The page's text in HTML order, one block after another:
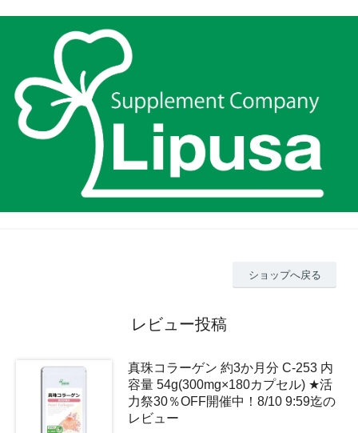
ショップへ戻る
レビュー投稿
真珠コラーゲン 約3か月分 C-253 内
容量 54g(300mg×180カプセル) ★活
力祭30％OFF開催中！8/10 9:59迄の
レビュー